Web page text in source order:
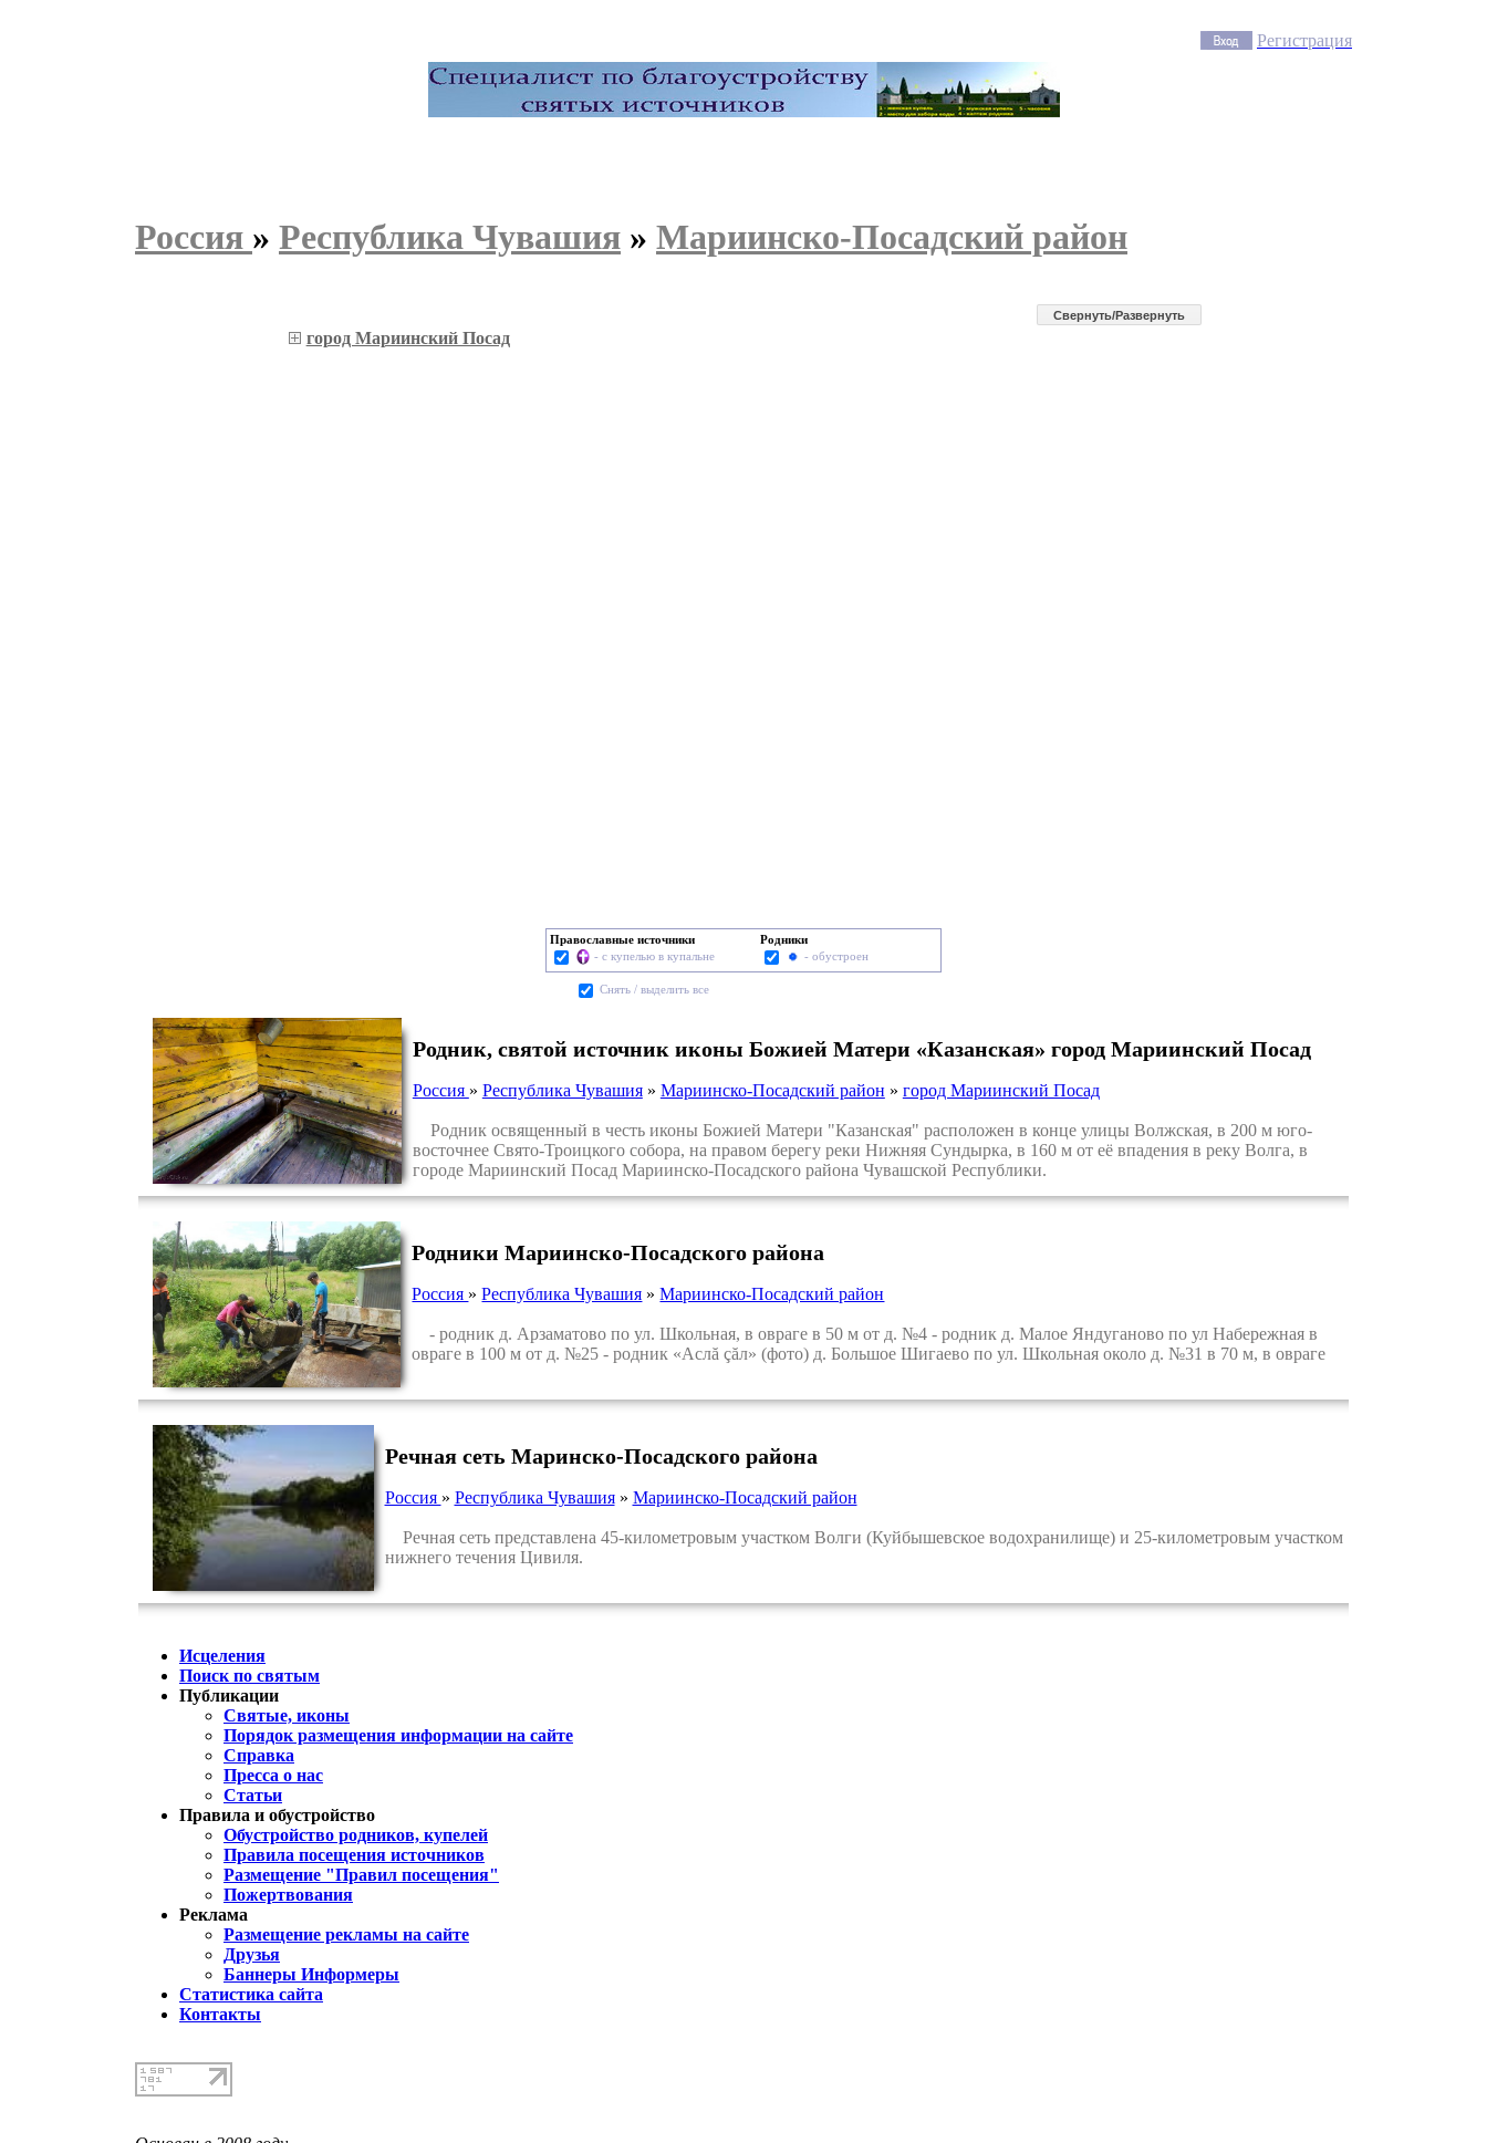
Регистрация
Россия » Республика Чувашия » Мариинско-Посадский район
Cвернуть/Развернуть
город Мариинский Посад
Православные источники
- с купелью в купальне
Родники
- обустроен
Cнять / выделить все
Родник, святой источник иконы Божией Матери «Казанская» город Мариинский Посад
Россия » Республика Чувашия» Мариинско-Посадский район » город Мариинский Посад
Родник освященный в честь иконы Божией Матери "Казанская" расположен в конце улицы Волжская, в 200 м юго-
восточнее Свято-Троицкого собора, на правом берегу реки Нижняя Сундырка, в 160 м от её впадения в реку Волга, в
городе Мариинский Посад Мариинско-Посадского района Чувашской Республики.
Родники Мариинско-Посадского района
Россия »Республика Чувашия »Мариинско-Посадский район
- родник д. Арзаматово по ул. Школьная, в овраге в 50 м от д. №4 - родник д. Малое Яндуганово по ул Набережная в
овраге в 100 м от д. №25 - родник «Аслă çăл» (фото) д. Большое Шигаево по ул. Школьная около д. №31 в 70 м, в овраге
Речная сеть Маринско-Посадского района
Россия » Республика Чувашия» Мариинско-Посадский район
Речная сеть представлена 45-километровым участком Волги (Куйбышевское водохранилище) и 25-километровым участком
нижнего течения Цивиля.
Исцеления
Поиск по святым
Публикации
Святые, иконы
Порядок размещения информации на сайте
Справка
Пресса о нас
Статьи
Правила и обустройство
Обустройство родников, купелей
Правила посещения источников
Размещение "Правил посещения"
Пожертвования
Реклама
Размещение рекламы на сайте
Друзья
Баннеры Информеры
Статистика сайта
Контакты